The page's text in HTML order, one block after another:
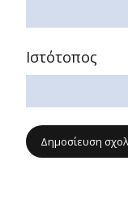
Ιστότοπος